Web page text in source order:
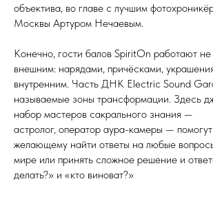
объектива, во главе с лучшим
Москвы Артуром Нечаевым.
Конечно, гости балов SpiritOn работают не
внешним: нарядами, причёсками,
внутренним. Часть ДНК Electric Sound
называемые зоны трансформации. Здесь
набор мастеров сакрального знания —
астролог, оператор аура-камеры —
желающему найти ответы на любые
мире или принять сложное решение и
делать?» и «кто виноват?»